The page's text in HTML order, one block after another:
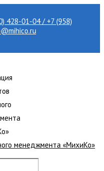
428-01-04 / +7 (958)